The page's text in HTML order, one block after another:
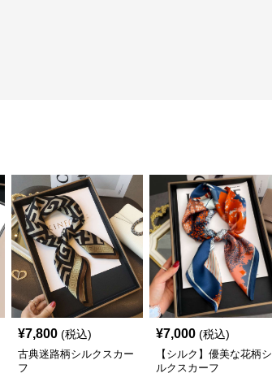
¥7,800 (税込)
古典迷路柄シルクスカー
フ
¥7,000 (税込)
【シルク】優美な花柄シ
ルクスカーフ